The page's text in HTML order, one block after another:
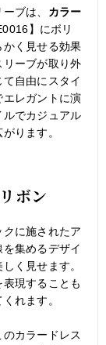
ブは、 カラー
】にボリ
かく見せる効果
リーブが取り外
自由にスタイ
エレガントに演
でカジュアル
ります。
ボン
に施されたア
集めるデザイ
く見せます。
現することも
れます。
カラードレス